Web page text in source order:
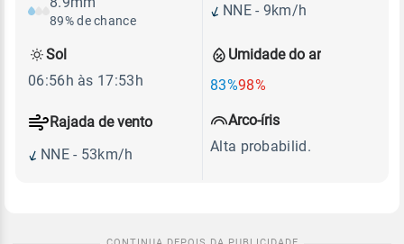
89% de chance
Umidade do ar
83%98%
NNE - 9km/h
Rajada de vento
NNE - 53km/h
Sol
06:56h às 17:53h
Arco-íris
Alta probabilid.